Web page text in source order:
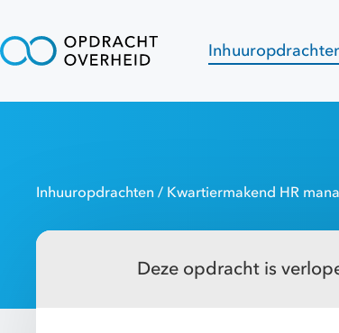
Inhuuropdrachten / Kwartiermakend HR
Deze opdracht is